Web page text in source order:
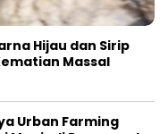
Hijau dan Sirip
Massal
Urban Farming